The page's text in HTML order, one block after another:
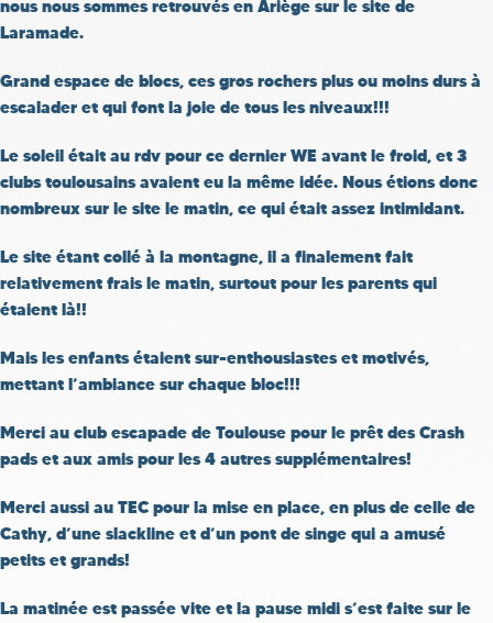
nous nous sommes retrouvés en Ariège sur le site de
Laramade.
Grand espace de blocs, ces gros rochers plus ou moins durs à
escalader et qui font la joie de tous les niveaux!!!
Le soleil était au rdv pour ce dernier WE avant le froid, et 3
clubs toulousains avaient eu la même idée. Nous étions donc
nombreux sur le site le matin, ce qui était assez intimidant.
Le site étant collé à la montagne, il a finalement fait
relativement frais le matin, surtout pour les parents qui
étaient là!!
Mais les enfants étaient sur-enthousiastes et motivés,
mettant l’ambiance sur chaque bloc!!!
Merci au club escapade de Toulouse pour le prêt des Crash
pads et aux amis pour les 4 autres supplémentaires!
Merci aussi au TEC pour la mise en place, en plus de celle de
Cathy, d’une slackline et d’un pont de singe qui a amusé
petits et grands!
La matinée est passée vite et la pause midi s’est faite sur le